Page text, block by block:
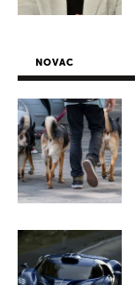
NOVAC